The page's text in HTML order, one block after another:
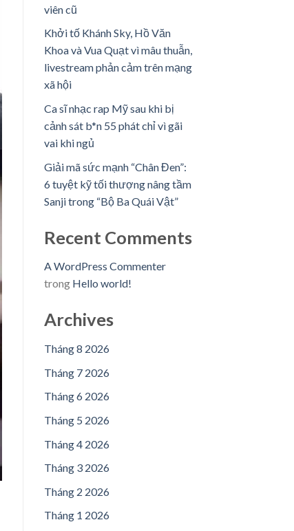
viên cũ
Khởi tố Khánh Sky, Hồ Văn
Khoa và Vua Quạt vì mâu thuẫn,
livestream phản cảm trên mạng
xã hội
Ca sĩ nhạc rap Mỹ sau khi bị
cảnh sát b*n 55 phát chỉ vì gãi
vai khi ngủ
Giải mã sức mạnh “Chân Đen”:
6 tuyệt kỹ tối thượng nâng tầm
Sanji trong “Bộ Ba Quái Vật”
Recent Comments
A WordPress Commenter
trong Hello world!
Archives
Tháng 8 2026
Tháng 7 2026
Tháng 6 2026
Tháng 5 2026
Tháng 4 2026
Tháng 3 2026
Tháng 2 2026
Tháng 1 2026